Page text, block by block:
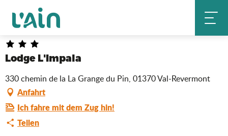
contenu
principal
Startseite
Lodge L'Impala
330 chemin de la La Grange du Pin, 01370 Val-Revermont
Anfahrt
Ich fahre mit dem Zug hin!
Teilen